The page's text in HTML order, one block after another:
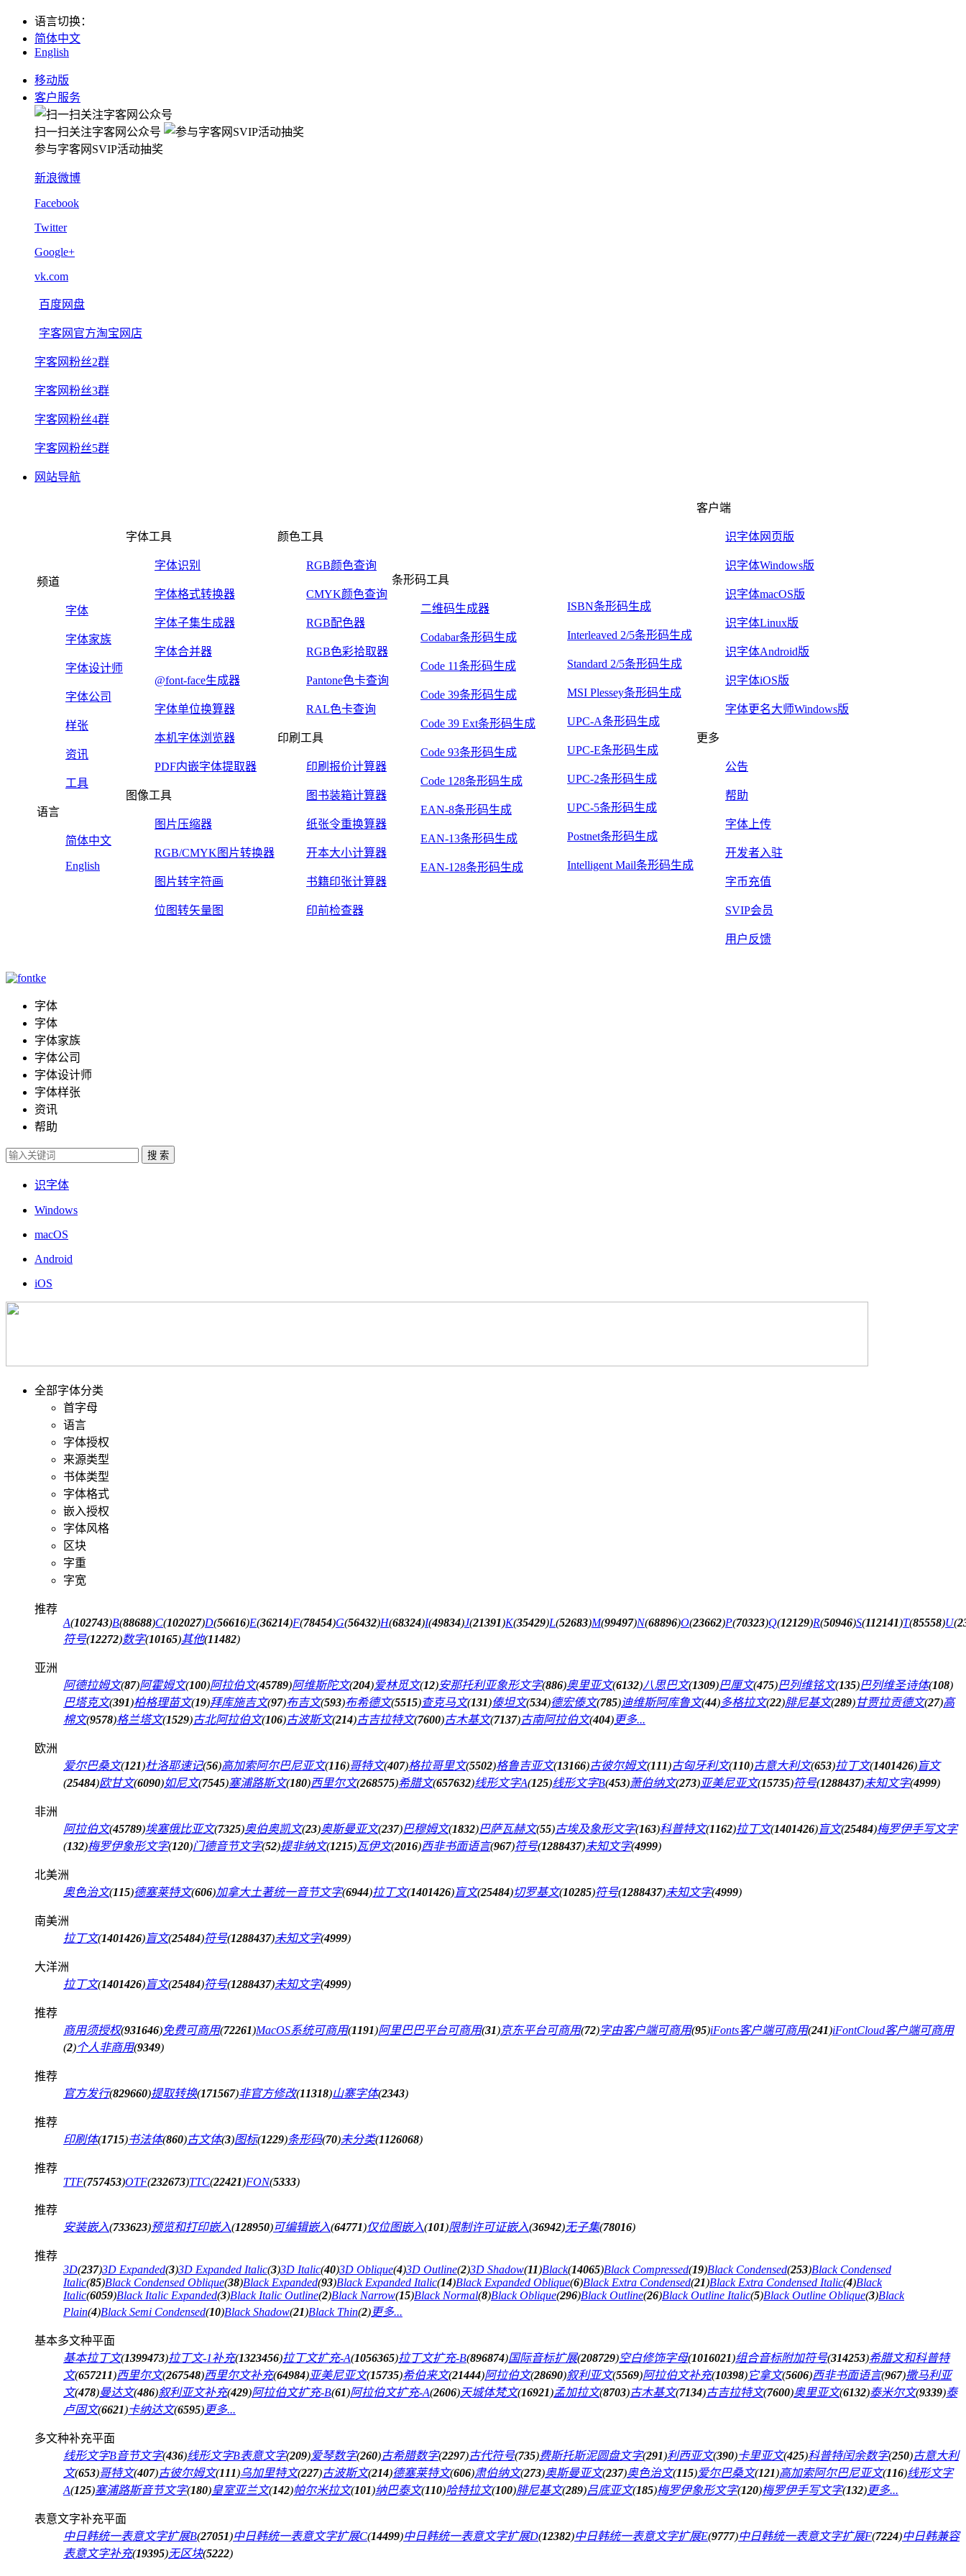
语言切换：
简体中文
English
移动版
客户服务
扫一扫关注字客网公众号
参与字客网SVIP活动抽奖
新浪微博
Facebook
Twitter
Google+
vk.com
百度网盘
字客网官方淘宝网店
字客网粉丝2群
字客网粉丝3群
字客网粉丝4群
字客网粉丝5群
网站导航
频道
字体
字体家族
字体设计师
字体公司
样张
资讯
工具
语言
简体中文
English
字体工具
字体识别
字体格式转换器
字体子集生成器
字体合并器
@font-face生成器
字体单位换算器
本机字体浏览器
PDF内嵌字体提取器
图像工具
图片压缩器
RGB/CMYK图片转换器
图片转字符画
位图转矢量图
颜色工具
RGB颜色查询
CMYK颜色查询
RGB配色器
RGB色彩拾取器
Pantone色卡查询
RAL色卡查询
印刷工具
印刷报价计算器
图书装箱计算器
纸张令重换算器
开本大小计算器
书籍印张计算器
印前检查器
条形码工具
二维码生成器
Codabar条形码生成
Code 11条形码生成
Code 39条形码生成
Code 39 Ext条形码生成
Code 93条形码生成
Code 128条形码生成
EAN-8条形码生成
EAN-13条形码生成
EAN-128条形码生成
ISBN条形码生成
Interleaved 2/5条形码生成
Standard 2/5条形码生成
MSI Plessey条形码生成
UPC-A条形码生成
UPC-E条形码生成
UPC-2条形码生成
UPC-5条形码生成
Postnet条形码生成
Intelligent Mail条形码生成
客户端
识字体网页版
识字体Windows版
识字体macOS版
识字体Linux版
识字体Android版
识字体iOS版
字体更名大师Windows版
更多
公告
帮助
字体上传
开发者入驻
字币充值
SVIP会员
用户反馈
字体
字体
字体家族
字体公司
字体设计师
字体样张
资讯
帮助
识字体
Windows
macOS
Android
iOS
全部字体分类
首字母
语言
字体授权
来源类型
书体类型
字体格式
嵌入授权
字体风格
区块
字重
字宽
推荐
A(102743)B(88688)C(102027)D(56616)E(36214)F(78454)G(56432)H(68324)I(49834)J(21391)K(35429)L(52683)M(99497)N(68896)O(23662)P(70323)Q(12129)R(50946)S(112141)T(85558)U(
符号(12272)数字(10165)其他(11482)
亚洲
阿德拉姆文(87)阿霍姆文(100)阿拉伯文(45789)阿维斯陀文(204)爱林觅文(12)安那托利亚象形文字(886)奥里亚文(6132)八思巴文(1309)巴厘文(475)巴列维铭文(135)巴列维圣诗体(108)
巴塔克文(391)柏格理苗文(19)拜库施吉文(97)布吉文(593)布希德文(5515)查克马文(131)傣坦文(534)德宏傣文(785)迪维斯阿库鲁文(44)多格拉文(22)腓尼基文(289)甘贾拉贡德文(27)高
棉文(9578)格兰塔文(1529)古北阿拉伯文(106)古波斯文(214)古吉拉特文(7600)古木基文(7137)古南阿拉伯文(404)更多...
欧洲
爱尔巴桑文(121)杜洛耶速记(56)高加索阿尔巴尼亚文(116)哥特文(407)格拉哥里文(5502)格鲁吉亚文(13166)古彼尔姆文(111)古匈牙利文(110)古意大利文(653)拉丁文(1401426)盲文
(25484)欧甘文(6090)如尼文(7545)塞浦路斯文(180)西里尔文(268575)希腊文(657632)线形文字A(125)线形文字B(453)萧伯纳文(273)亚美尼亚文(15735)符号(1288437)未知文字(4999)
非洲
阿拉伯文(45789)埃塞俄比亚文(7325)奥伯奥凯文(23)奥斯曼亚文(237)巴穆姆文(1832)巴萨瓦赫文(55)古埃及象形文字(163)科普特文(1162)拉丁文(1401426)盲文(25484)梅罗伊手写文字
(132)梅罗伊象形文字(120)门德音节文字(52)提非纳文(1215)瓦伊文(2016)西非书面语言(967)符号(1288437)未知文字(4999)
北美洲
奥色治文(115)德塞莱特文(606)加拿大土著统一音节文字(6944)拉丁文(1401426)盲文(25484)切罗基文(10285)符号(1288437)未知文字(4999)
南美洲
拉丁文(1401426)盲文(25484)符号(1288437)未知文字(4999)
大洋洲
拉丁文(1401426)盲文(25484)符号(1288437)未知文字(4999)
推荐
商用须授权(931646)免费可商用(72261)MacOS系统可商用(1191)阿里巴巴平台可商用(31)京东平台可商用(72)字由客户端可商用(95)iFonts客户端可商用(241)iFontCloud客户端可商用
(2)个人非商用(9349)
推荐
官方发行(829660)提取转换(171567)非官方修改(11318)山寨字体(2343)
推荐
印刷体(1715)书法体(860)古文体(3)图标(1229)条形码(70)未分类(1126068)
推荐
TTF(757453)OTF(232673)TTC(22421)FON(5333)
推荐
安装嵌入(733623)预览和打印嵌入(128950)可编辑嵌入(64771)仅位图嵌入(101)限制许可证嵌入(36942)无子集(78016)
推荐
3D(237)3D Expanded(3)3D Expanded Italic(3)3D Italic(40)3D Oblique(4)3D Outline(2)3D Shadow(11)Black(14065)Black Compressed(19)Black Condensed(253)Black Condensed
Italic(85)Black Condensed Oblique(38)Black Expanded(93)Black Expanded Italic(14)Black Expanded Oblique(6)Black Extra Condensed(21)Black Extra Condensed Italic(4)Black
Italic(6059)Black Italic Expanded(3)Black Italic Outline(2)Black Narrow(15)Black Normal(8)Black Oblique(296)Black Outline(26)Black Outline Italic(5)Black Outline Oblique(3)Black
Plain(4)Black Semi Condensed(10)Black Shadow(21)Black Thin(2)更多...
基本多文种平面
基本拉丁文(1399473)拉丁文-1补充(1323456)拉丁文扩充-A(1056365)拉丁文扩充-B(896874)国际音标扩展(208729)空白修饰字母(1016021)组合音标附加符号(314253)希腊文和科普特
文(657211)西里尔文(267548)西里尔文补充(64984)亚美尼亚文(15735)希伯来文(21444)阿拉伯文(28690)叙利亚文(5569)阿拉伯文补充(10398)它拿文(5606)西非书面语言(967)撒马利亚
文(478)曼达文(486)叙利亚文补充(429)阿拉伯文扩充-B(61)阿拉伯文扩充-A(2606)天城体梵文(16921)孟加拉文(8703)古木基文(7134)古吉拉特文(7600)奥里亚文(6132)泰米尔文(9339)泰
卢固文(6621)卡纳达文(6595)更多...
多文种补充平面
线形文字B音节文字(436)线形文字B表意文字(209)爱琴数字(260)古希腊数字(2297)古代符号(735)费斯托斯泥圆盘文字(291)利西亚文(390)卡里亚文(425)科普特闰余数字(250)古意大利
文(653)哥特文(407)古彼尔姆文(111)乌加里特文(227)古波斯文(214)德塞莱特文(606)肃伯纳文(273)奥斯曼亚文(237)奥色治文(115)爱尔巴桑文(121)高加索阿尔巴尼亚文(116)线形文字
A(125)塞浦路斯音节文字(180)皇室亚兰文(142)帕尔米拉文(101)纳巴泰文(110)哈特拉文(100)腓尼基文(289)吕底亚文(185)梅罗伊象形文字(120)梅罗伊手写文字(132)更多...
表意文字补充平面
中日韩统一表意文字扩展B(27051)中日韩统一表意文字扩展C(14499)中日韩统一表意文字扩展D(12382)中日韩统一表意文字扩展E(9777)中日韩统一表意文字扩展F(7224)中日韩兼容
表意文字补充(19395)无区块(5222)